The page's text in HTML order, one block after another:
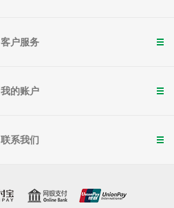
客户服务
我的账户
联系我们